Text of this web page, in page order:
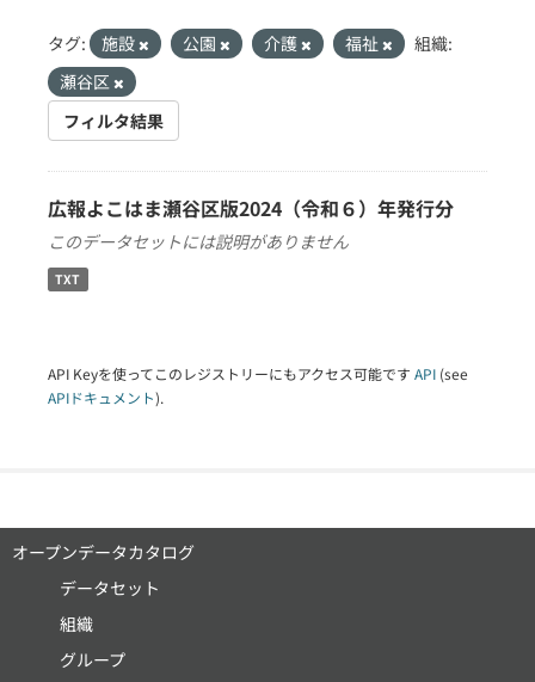
タグ: 施設 公園 介護 福祉
組織:
瀬谷区
フィルタ結果
広報よこはま瀬谷区版2024（令和６）年発行分
このデータセットには説明がありません
TXT
API Keyを使ってこのレジストリーにもアクセス可能です API (see
APIドキュメント).
オープンデータカタログ
データセット
組織
グループ